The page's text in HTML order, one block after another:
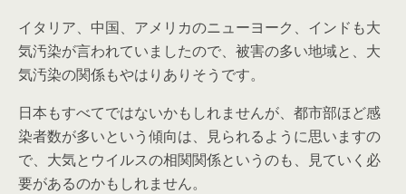
イタリア、中国、アメリカのニューヨーク、インドも大
気汚染が言われていましたので、被害の多い地域と、大
気汚染の関係もやはりありそうです。
日本もすべてではないかもしれませんが、都市部ほど感
染者数が多いという傾向は、見られるように思いますの
で、大気とウイルスの相関関係というのも、見ていく必
要があるのかもしれません。